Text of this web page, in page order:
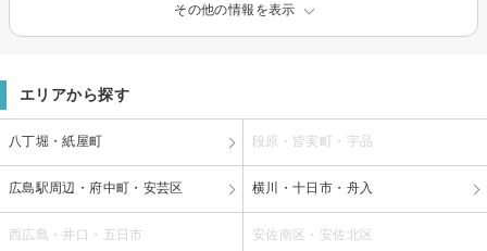
その他の情報を表示
エリアから探す
八丁堀・紙屋町 段原・皆実町・宇品
広島駅周辺・府中町・安芸区 横川・十日市・舟入
西広島・井口・五日市 安佐南区・安佐北区